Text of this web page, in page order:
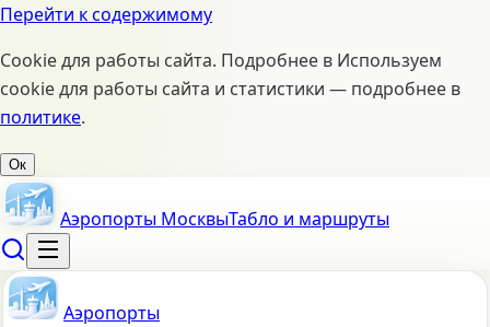
Перейти к содержимому
Cookie для работы сайта. Подробнее в Используем
cookie для работы сайта и статистики — подробнее в
политике.
Ок
Аэропорты МосквыТабло и маршруты
Аэропорты